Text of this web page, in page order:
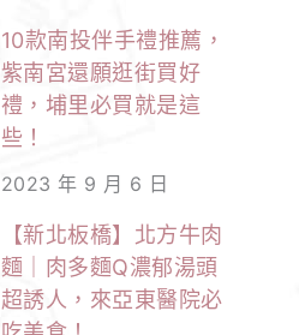
10款南投伴手禮推薦，
紫南宮還願逛街買好
禮，埔里必買就是這
些！
2023 年 9 月 6 日
【新北板橋】北方牛肉
麵｜肉多麵Q濃郁湯頭
超誘人，來亞東醫院必